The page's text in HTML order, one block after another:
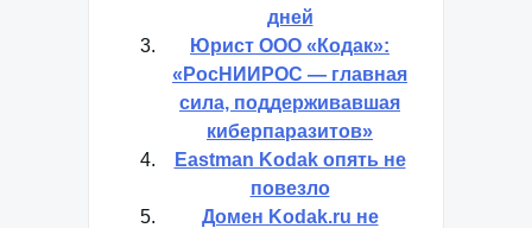
дней
Юрист ООО «Кодак»:
«РосНИИРОС — главная
сила, поддерживавшая
киберпаразитов»
Eastman Kodak опять не
повезло
Домен Kodak.ru не